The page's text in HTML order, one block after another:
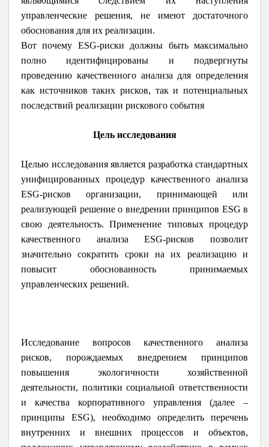
управленческие решения, не имеют достаточного
обоснования для их реализации.
Вот почему ESG-риски должны быть максимально
полно идентифицированы и подвергнуты
проведению качественного анализа для определения
как источников таких рисков, так и потенциальных
последствий реализации рискового события
Цель исследования
Целью исследования является разработка стандартных
унифицированных процедур качественного анализа
ESG-рисков организации, принимающей или
реализующей решение о внедрении принципов ESG в
свою деятельность. Применение типовых процедур
качественного анализа ESG-рисков позволит
значительно сократить сроки на их реализацию и
повысит обоснованность принимаемых
управленческих решений.
Исследование вопросов качественного анализа
рисков, порождаемых внедрением принципов
повышения экологичности хозяйственной
деятельности, политики социальной ответственности
и качества корпоративного управления (далее –
принципы ESG), необходимо определить перечень
внутренних и внешних процессов и объектов,